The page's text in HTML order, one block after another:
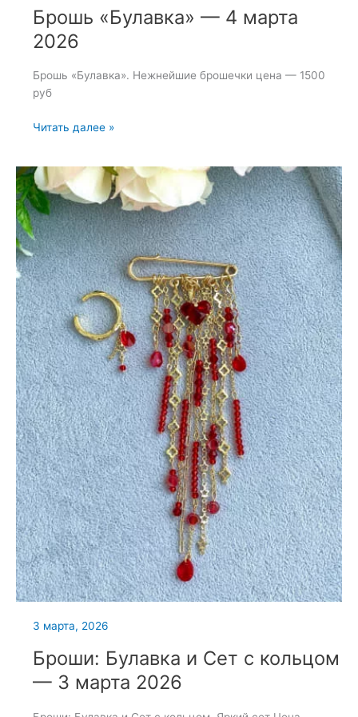
Брошь «Булавка» — 4 марта
2026
Брошь «Булавка». Нежнейшие брошечки цена — 1500
руб
Брошь
4
марта
2026
Читать далее »
3 марта, 2026
Броши: Булавка и Сет с кольцом
— 3 марта 2026